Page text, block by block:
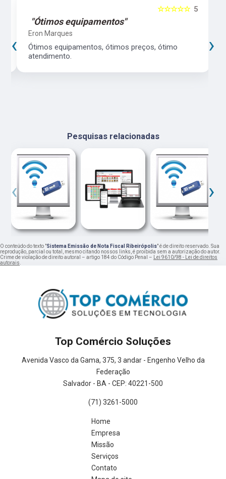
5
☆☆☆☆☆
"Ótimos equipamentos"
Eron Marques
Ótimos equipamentos, ótimos preços, ótimo
atendimento.
‹ ›
Pesquisas relacionadas
‹ ›
O conteúdo do texto "Sistema Emissão de Nota Fiscal Ribeirópolis" é de direito reservado. Sua
reprodução, parcial ou total, mesmo citando nossos links, é proibida sem a autorização do autor.
Crime de violação de direito autoral – artigo 184 do Código Penal –
Lei 9610/98 - Lei de direitos
autorais
Top Comércio Soluções
Avenida Vasco da Gama, 375, 3 andar - Engenho Velho da
Federação
Salvador - BA - CEP: 40221-500
(71) 3261-5000
Home
Empresa
Missão
Serviços
Contato